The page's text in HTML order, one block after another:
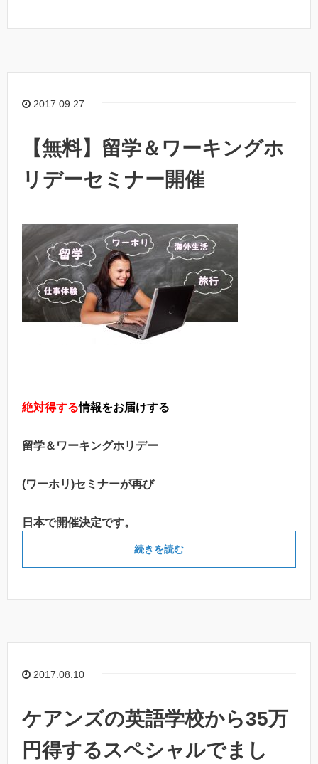
2017.09.27
【無料】留学＆ワーキングホ
リデーセミナー開催
絶対得する情報をお届けする
留学＆ワーキングホリデー
(ワーホリ)セミナーが再び
日本で開催決定です。
続きを読む
2017.08.10
ケアンズの英語学校から35万
円得するスペシャルでまし